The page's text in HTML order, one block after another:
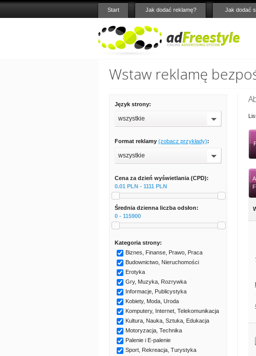
Start Jak dodać reklamę? Jak dodać
Wstaw reklamę
Język strony:
wszystkie
Format reklamy (zobacz przykłady):
wszystkie
Cena za dzień wyświetlania (CPD):
0.01 PLN - 1111 PLN
Średnia dzienna liczba odsłon:
0 - 115900
Kategoria strony:
Biznes, Finanse, Prawo, Praca
Budownictwo, Nieruchomości
Erotyka
Gry, Muzyka, Rozrywka
Informacje, Publicystyka
Kobiety, Moda, Uroda
Komputery, Internet, Telekomunikacja
Kultura, Nauka, Sztuka, Edukacja
Motoryzacja, Technika
Palenie i E-palenie
Sport, Rekreacja, Turystyka